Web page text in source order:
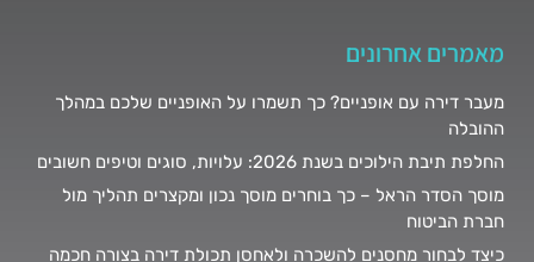
מאמרים אחרונים
מעבר דירה עם אופניים? כך תשמרו על האופניים שלכם במהלך
ההובלה
החלפת תיבת הילוכים בשנת 2026: עלויות, סוגים וטיפים חשובים
מוסך הסדר הראל – כך בוחרים מוסך נכון ומקצרים תהליך מול
חברת הביטוח
כיצד לבחור מחסנים להשכרה ולאחסן תכולת דירה בצורה חכמה